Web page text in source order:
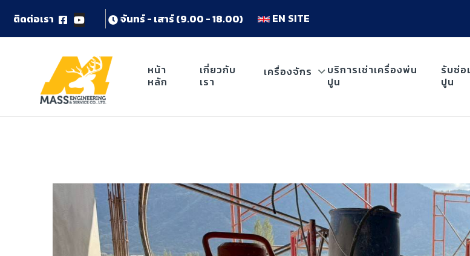
ตดตอเรา จนทร- เสาร(9.00 -18.00) EN SITE
หน้า
หลัก
เกี่ยวกับ
เรา
เครื่องจักร
บริการเช่าเครื่องพ่น
ปูน
รับซ่อ
ปูน